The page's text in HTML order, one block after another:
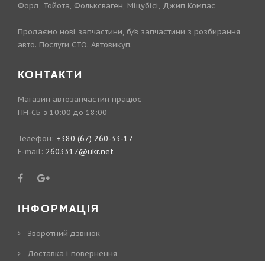
Форд, Тойота, Фольксваген, Міцубісі, Джип Компас
Продаємо нові запчастини, б/в запчастини з розбирання
авто. Послуги СТО. Автовикуп.
КОНТАКТИ
Магазин автозапчастин працює
ПН-СБ з 10:00 до 18:00
Телефон: +380 (67) 260-33-17
E-mail: 2603317@ukr.net
ІНФОРМАЦІЯ
Зворотний дзвінок
Доставка і повернення